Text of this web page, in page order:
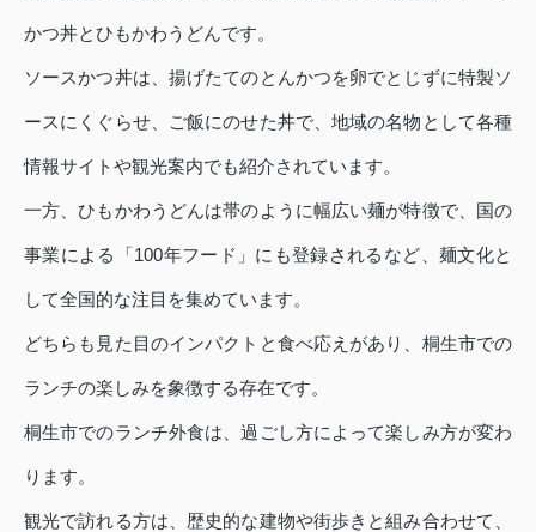
かつ丼とひもかわうどんです。
ソースかつ丼は、揚げたてのとんかつを卵でとじずに特製ソ
ースにくぐらせ、ご飯にのせた丼で、地域の名物として各種
情報サイトや観光案内でも紹介されています。
一方、ひもかわうどんは帯のように幅広い麺が特徴で、国の
事業による「100年フード」にも登録されるなど、麺文化と
して全国的な注目を集めています。
どちらも見た目のインパクトと食べ応えがあり、桐生市での
ランチの楽しみを象徴する存在です。
桐生市でのランチ外食は、過ごし方によって楽しみ方が変わ
ります。
観光で訪れる方は、歴史的な建物や街歩きと組み合わせて、